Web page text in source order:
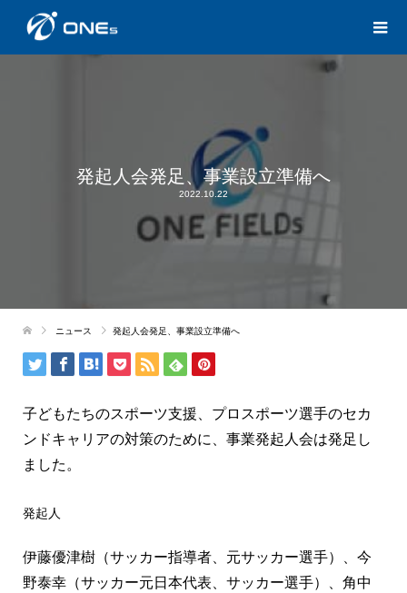
発起人会発足、事業設立準備へ
2022.10.22
ニュース 発起人会発足、事業設立準備へ
子どもたちのスポーツ支援、プロスポーツ選手のセカ
ンドキャリアの対策のために、事業発起人会は発足し
ました。
発起人
伊藤優津樹（サッカー指導者、元サッカー選手）、今
野泰幸（サッカー元日本代表、サッカー選手）、角中